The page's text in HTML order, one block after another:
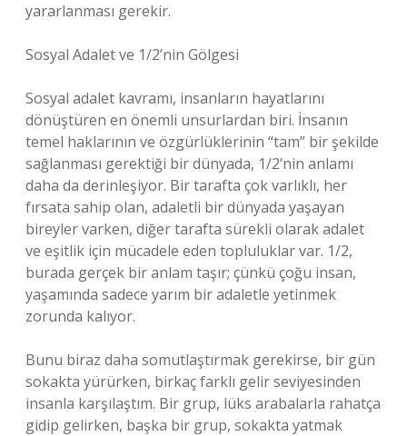
yararlanması gerekir.
Sosyal Adalet ve 1/2’nin Gölgesi
Sosyal adalet kavramı, insanların hayatlarını
dönüştüren en önemli unsurlardan biri. İnsanın
temel haklarının ve özgürlüklerinin “tam” bir şekilde
sağlanması gerektiği bir dünyada, 1/2’nin anlamı
daha da derinleşiyor. Bir tarafta çok varlıklı, her
fırsata sahip olan, adaletli bir dünyada yaşayan
bireyler varken, diğer tarafta sürekli olarak adalet
ve eşitlik için mücadele eden topluluklar var. 1/2,
burada gerçek bir anlam taşır; çünkü çoğu insan,
yaşamında sadece yarım bir adaletle yetinmek
zorunda kalıyor.
Bunu biraz daha somutlaştırmak gerekirse, bir gün
sokakta yürürken, birkaç farklı gelir seviyesinden
insanla karşılaştım. Bir grup, lüks arabalarla rahatça
gidip gelirken, başka bir grup, sokakta yatmak